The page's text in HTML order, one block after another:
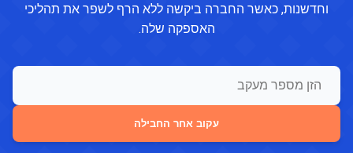
וחדשנות, כאשר החברה ביקשה ללא הרף לשפר את תהליכי
האספקה ​​שלה.
עקוב אחר החבילה